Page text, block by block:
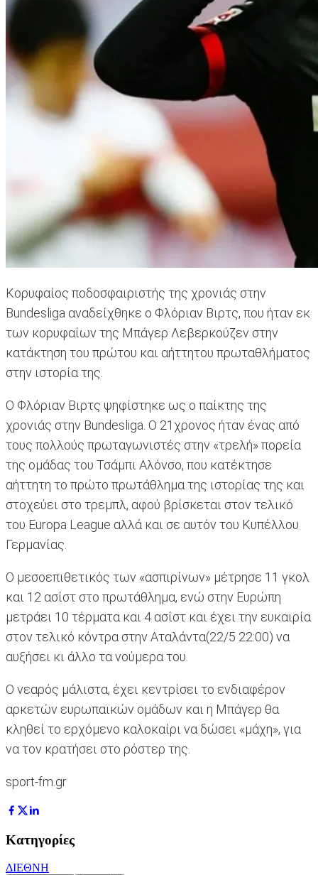
Κορυφαίος ποδοσφαιριστής της χρονιάς στην
Bundesliga αναδείχθηκε ο Φλόριαν Βιρτς, που ήταν εκ
των κορυφαίων της Μπάγερ Λεβερκούζεν στην
κατάκτηση του πρώτου και αήττητου πρωταθλήματος
στην ιστορία της.
Ο Φλόριαν Βιρτς ψηφίστηκε ως ο παίκτης της
χρονιάς στην Bundesliga. Ο 21χρονος ήταν ένας από
τους πολλούς πρωταγωνιστές στην «τρελή» πορεία
της ομάδας του Τσάμπι Αλόνσο, που κατέκτησε
αήττητη το πρώτο πρωτάθλημα της ιστορίας της και
στοχεύει στο τρεμπλ, αφού βρίσκεται στον τελικό
του Europa League αλλά και σε αυτόν του Κυπέλλου
Γερμανίας.
Ο μεσοεπιθετικός των «ασπιρίνων» μέτρησε 11 γκολ
και 12 ασίστ στο πρωτάθλημα, ενώ στην Ευρώπη
μετράει 10 τέρματα και 4 ασίστ και έχει την ευκαιρία
στον τελικό κόντρα στην Αταλάντα(22/5 22:00) να
αυξήσει κι άλλο τα νούμερα του.
Ο νεαρός μάλιστα, έχει κεντρίσει το ενδιαφέρον
αρκετών ευρωπαϊκών ομάδων και η Μπάγερ θα
κληθεί το ερχόμενο καλοκαίρι να δώσει «μάχη», για
να τον κρατήσει στο ρόστερ της.
sport-fm.gr
Κατηγορίες
ΔΙΕΘΝΗ